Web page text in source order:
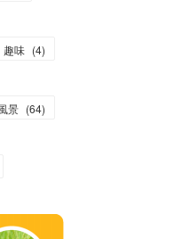
趣味 (4)
景 (64)